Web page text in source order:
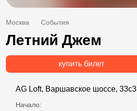
Москва События
Летний Джем
купить билет
AG Loft, Варшавское шоссе, 33с3
Начало: